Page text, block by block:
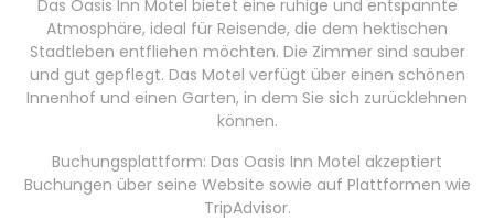
Das Oasis Inn Motel bietet eine ruhige und entspannte
Atmosphäre, ideal für Reisende, die dem hektischen
Stadtleben entfliehen möchten. Die Zimmer sind sauber
und gut gepflegt. Das Motel verfügt über einen schönen
Innenhof und einen Garten, in dem Sie sich zurücklehnen
können.
Buchungsplattform: Das Oasis Inn Motel akzeptiert
Buchungen über seine Website sowie auf Plattformen wie
TripAdvisor.